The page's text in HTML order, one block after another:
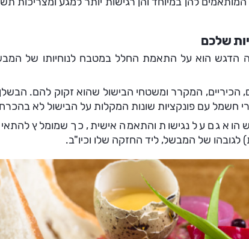
שלכם
הדגש הוא על התאמת החלל במטבח לנוחיותו של
הכיריים, המקרר ומשטחי הבישול שהוא זקוק להם.
חשמל עם פונקציות שונות המקלות על הבישול לא בהכרח
הוא גם על נגישות והתאמה אישית, כך שמומלץ
לגובהו של המבשל, ליד החזקה שלו וכיו"ב.